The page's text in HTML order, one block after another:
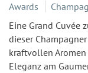
Awards
Eine Grand Cuvée
dieser
kraftvollen
Eleganz am